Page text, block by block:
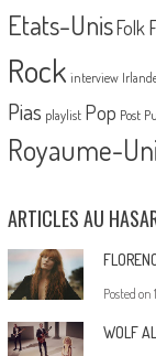
Etats-UnisFolk
Rock interview
Pias playlist Pop Post
Royaume-Uni
ARTICLES AU
Posted on
WOLF